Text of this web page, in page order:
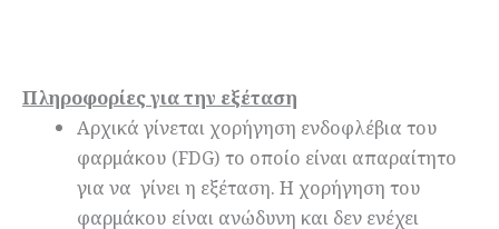
Πληροφορίες για την εξέταση
Αρχικά γίνεται χορήγηση ενδοφλέβια του
φαρμάκου (FDG) το οποίο είναι απαραίτητο
για να γίνει η εξέταση. Η χορήγηση του
φαρμάκου είναι ανώδυνη και δεν ενέχει